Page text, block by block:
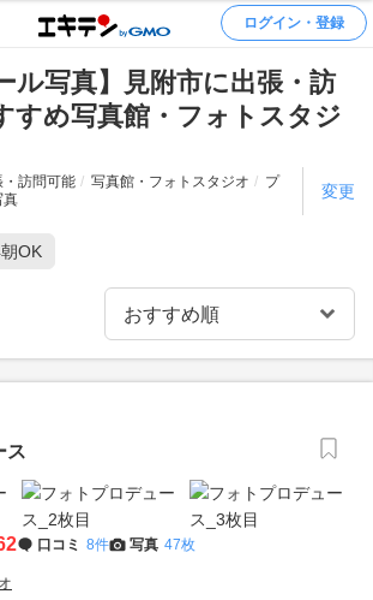
ログイン・登録
ル写真】見附市に出張・訪
すめ写真館・フォトスタジ
・訪問可能 写真館・フォトスタジオ
プ
真
変更
OK
ス
口コミ 8件 写真 47枚